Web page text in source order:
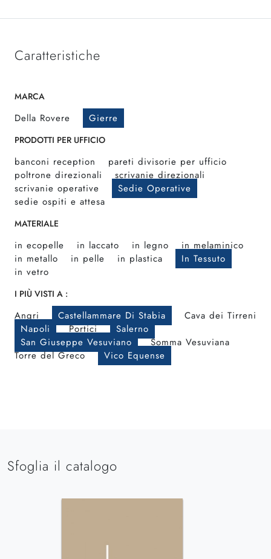
Caratteristiche
MARCA
Della Rovere Gierre
PRODOTTI PER UFFICIO
banconi reception
pareti divisorie per ufficio
poltrone direzionali
scrivanie direzionali
scrivanie operative
Sedie Operative
sedie ospiti e attesa
MATERIALE
in ecopelle in laccato in legno
in melaminico
in metallo
in pelle in plastica
In Tessuto
in vetro
I PIÙ VISTI A :
Angri Castellammare Di Stabia
Cava dei Tirreni
Napoli
Portici
Salerno
San Giuseppe Vesuviano
Somma Vesuviana
Torre del Greco
Vico Equense
Sfoglia il catalogo